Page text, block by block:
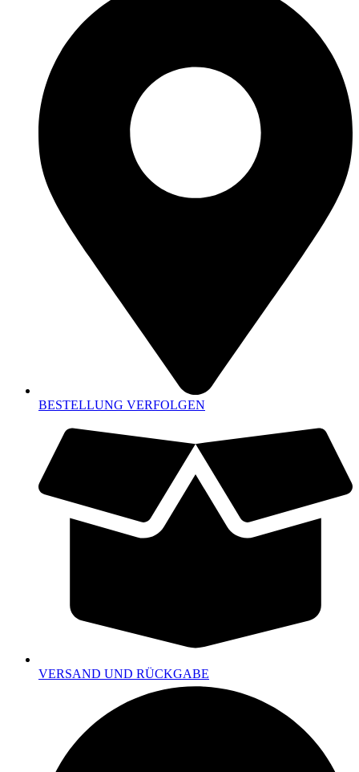
BESTELLUNG VERFOLGEN
VERSAND UND RÜCKGABE